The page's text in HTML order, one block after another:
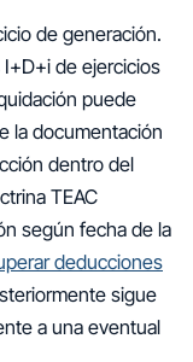
de generación.
de ejercicios
puede
la documentación
dentro del
TEAC
según fecha de la
deducciones
sigue
a una eventual